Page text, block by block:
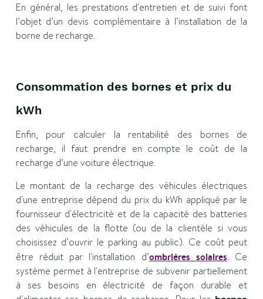
En général, les prestations d'entretien et de suivi font
l’objet d’un devis complémentaire à l’installation de la
borne de recharge.
Consommation des bornes et prix du
kWh
Enfin, pour calculer la rentabilité des bornes de
recharge, il faut prendre en compte le coût de la
recharge d’une voiture électrique.
Le montant de la recharge des véhicules électriques
d'une entreprise dépend du prix du kWh appliqué par le
fournisseur d'électricité et de la capacité des batteries
des véhicules de la flotte (ou de la clientèle si vous
choisissez d’ouvrir le parking au public). Ce coût peut
être réduit par l'installation d’ombrières solaires. Ce
système permet à l'entreprise de subvenir partiellement
à ses besoins en électricité de façon durable et